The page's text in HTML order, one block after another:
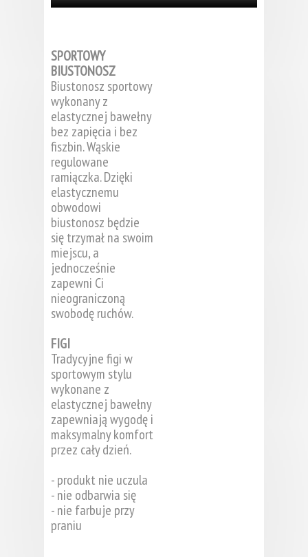
SPORTOWY
BIUSTONOSZ
Biustonosz sportowy
wykonany z
elastycznej bawełny
bez zapięcia i bez
fiszbin. Wąskie
regulowane
ramiączka. Dzięki
elastycznemu
obwodowi
biustonosz będzie
się trzymał na swoim
miejscu, a
jednocześnie
zapewni Ci
nieograniczoną
swobodę ruchów.
FIGI
Tradycyjne figi w
sportowym stylu
wykonane z
elastycznej bawełny
zapewniają wygodę i
maksymalny komfort
przez cały dzień.
- produkt nie uczula
- nie odbarwia się
- nie farbuje przy
praniu